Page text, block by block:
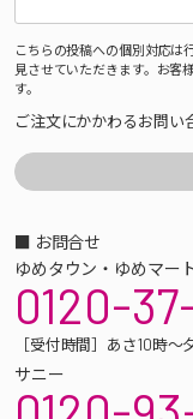
こちらの投稿への個別対応は
見させていただきます。お客
す。
ご注文にかかわるお問い
■ お問合せ
ゆめタウン・ゆめマー
0120-
［受付時間］あさ10時～
サニー